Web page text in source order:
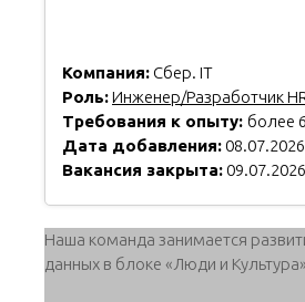
Компания: Сбер. IT
Роль:Инженер/Разработчик
Требования к опыту: более
Дата добавления: 08.07.2026
Вакансия закрыта: 09.07.2026
Наша команда занимается
данных в блоке «Люди и